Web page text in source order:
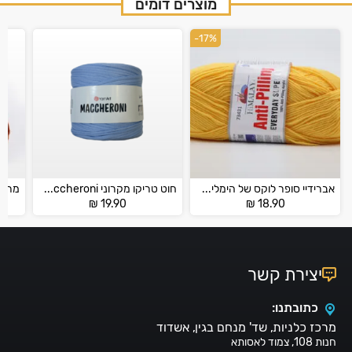
מוצרים דומים
-17%
אברידיי סופר לוקס של הימליה – HIMALAYA EVERYDAY SUPER LUX
₪ 18.90
חוט טריקו מקרוני YarnArt Maccheroni
₪ 19.90
יצירת קשר
כתובתנו:
מרכז כלניות, שד' מנחם בגין, אשדוד
חנות 108, צמוד לאסותא